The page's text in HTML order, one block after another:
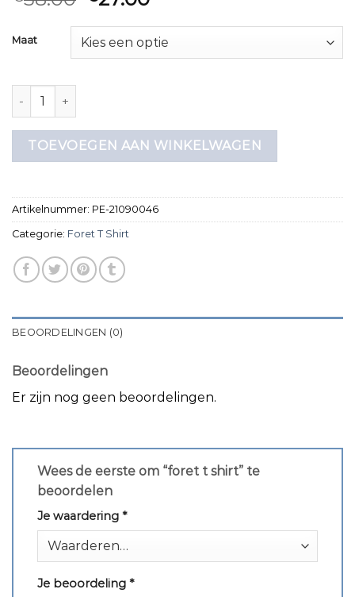
Maat
foret t shirt aantal
TOEVOEGEN AAN WINKELWAGEN
Artikelnummer: PE-21090046
Categorie: Foret T Shirt
BEOORDELINGEN (0)
Beoordelingen
Er zijn nog geen beoordelingen.
Wees de eerste om “foret t shirt” te
beoordelen
Je waardering *
Je beoordeling *